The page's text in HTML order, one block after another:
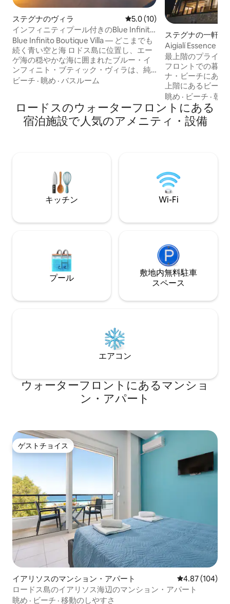
ステグナのヴィラ レビュー10件、5つ星中5.0つ
5.0 (10)
インフィニティプール付きのBlue Infinito
Boutique Villa
Blue Infinito Boutique Villa — どこまでも
続く青い空と海 ロドス島に位置し、エー
ゲ海の穏やかな海に囲まれたブルー・イ
ンフィニト・ブティック・ヴィラは、純
粋なリラクゼーションと息をのむような
直接アクセスでき、地平線が空に溶け込
む途切れることのない景色を楽しめま
す。息をのむようなインフィニティプー
最大6名様までお迎えします。広々とした
ベッドルーム3室、エレガントなバスルー
ム2室、設備の整ったキッチン、そして海
とインフィニティプールを見渡せる明る
いリビングとダイニングエリアを備えて
います。高速Starlink Wi-Fi、専用駐車
屋外では、壮大なインフィニティプー
ル、プライベートジャグジー、設備の整
ったキッチンを備えたエレガントな屋外
ダイニングエリアをお楽しみいただけま
す。快適なラウンジスペースと屋外キッ
チン付きのバーベキューコーナーは、海
られたこのヴィラは、ステグナ湾と深い
青い海を見渡すことができ、静かであり
ながら、ステグナ、ツァンビカ、伝統的
な村アーチャンゲロスなどの美しい場所
への直接アクセスも提供します。
ビーチ · 眺め · バスルーム
ステグナの一軒家
Aigialí Essence |
最上階スイート
最上階のプライバ
フロントでの暮ら
ナ・ビーチにある
上階にあるビーチ
この60平方メー
室、リビングエリ
チン、スタイリ
あり、すべてのお
しています。ビー
ジュアリーとプラ
最適です。
眺め · ビーチ ·朝食
ロードスのウォーターフロントにある
宿泊施設で人気のアメニティ・設備
キッチン Wi-Fi
プール
敷地内無料駐⁠車
ス⁠ペ⁠ー⁠ス
エアコン
ウォーターフロントにあるマンショ
ン・アパート
ゲストチョイス
ゲストチョイス
イアリソスのマンション・アパート レビュー104
4.87 (104)
ロードス島のイアリソス海辺のマンション・アパート
眺め · ビーチ · 移動のしやすさ